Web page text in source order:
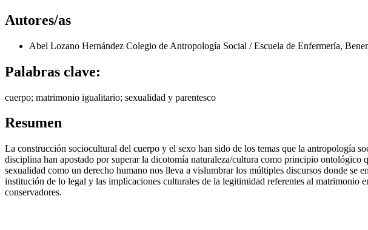
Autores/as
Abel Lozano Hernández Colegio de Antropología Social / Escuela de Enfermería,
Palabras clave:
cuerpo; matrimonio igualitario; sexualidad y parentesco
Resumen
La construcción sociocultural del cuerpo y el sexo han sido de los temas que la antropología
disciplina han apostado por superar la dicotomía naturaleza/cultura como principio ontológico
sexualidad como un derecho humano nos lleva a vislumbrar los múltiples discursos donde
institución de lo legal y las implicaciones culturales de la legitimidad referentes al matrimonio
conservadores.